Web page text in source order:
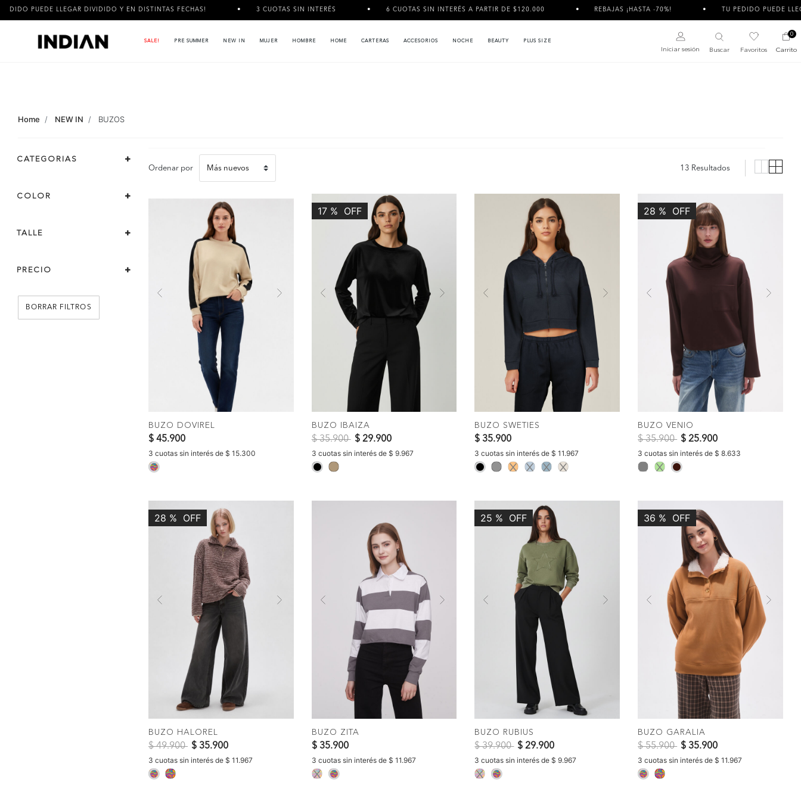
LLEGAR DIVIDIDO Y EN DISTINTAS FECHAS! 3 CUOTAS SIN INTERÉS 6 CUOTAS SIN INTERÉS A PARTIR DE $120.000 REBAJAS ¡HASTA -70%! TU PEDIDO PUEDE LLEGAR
SALE! PRE SUMMER NEW IN MUJER HOMBRE HOME CARTERAS ACCESORIOS NOCHE BEAUTY PLUS SIZE
Iniciar sesión Buscar Favoritos
0
Carrito
Home NEW IN BUZOS
CATEGORIAS
COLOR
TALLE
PRECIO
BORRAR FILTROS
Ordenar por 13 Resultados
BUZO DOVIREL
$ 45.900
3 cuotas sin interés de $ 15.300
17 % OFF
Previous
BUZO IBAIZA
Precio reducido de
$ 35.900a$ 29.900
3 cuotas sin interés de $ 9.967
selected
COMPRAR
BUZO SWETIES
$ 35.900
3 cuotas sin interés de $ 11.967
selected
28 % OFF
Previous
COMPRAR
BUZO VENIO
Precio reducido de
$ 35.900a$ 25.900
3 cuotas sin interés de $ 8.633
28 % OFF
COMPRAR
BUZO HALOREL
Precio reducido de
$ 49.900a$ 35.900
3 cuotas sin interés de $ 11.967
selected
COMPRAR
BUZO ZITA
$ 35.900
3 cuotas sin interés de $ 11.967
25 % OFF
COMPRAR
BUZO RUBIUS
Precio reducido de
$ 39.900a$ 29.900
3 cuotas sin interés de $ 9.967
36 % OFF
Previous
COMPRAR
BUZO GARALIA
Precio reducido de
$ 55.900a$ 35.900
3 cuotas sin interés de $ 11.967
selected